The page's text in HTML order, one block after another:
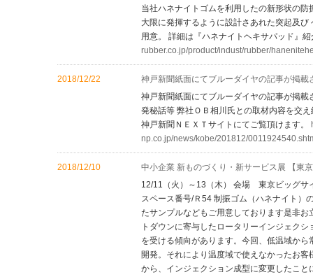
当社ハネナイトゴムを利用したの新形状の
大限に発揮するように設計さあれた突起及
用意。 詳細は『ハネナイトヘキサパッド』
rubber.co.jp/product/indust/rubber/
2018/12/22
神戸新聞紙面にてブルーダイヤの記事が掲載
神戸新聞紙面にてブルーダイヤの記事が掲
発秘話等 弊社ＯＢ相川氏との取材内容を交
神戸新聞ＮＥＸＴサイトにてご覧頂けます。
np.co.jp/news/kobe/201812/
2018/12/10
中小企業 新ものづくり・新サービス展 【東
12/11（火）～13（木） 会場 東京ビッグ
スペース番号/Ｒ54 制振ゴム（ハネナイト）
たサンプルなどもご用意しております是非
トダウンに寄与したロータリーインジェク
を受ける傾向があります。今回、低温域か
開発。それにより温度域で使えなかったお
から、インジェクション成型に変更したこ